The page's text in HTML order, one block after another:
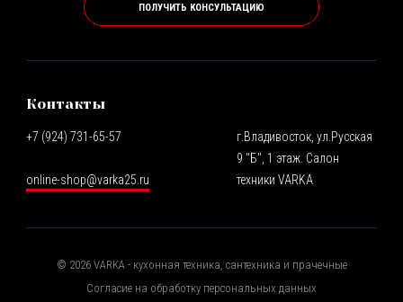
ПОЛУЧИТЬ КОНСУЛЬТАЦИЮ
Контакты
+7 (924) 731-65-57
online-shop@varka25.ru
г.Владивосток, ул.Русская
9 "Б", 1 этаж. Салон
техники VARKA
© 2026VARKA - кухонная техника, сантехника и прачечные
Согласие на обработку персональных данных